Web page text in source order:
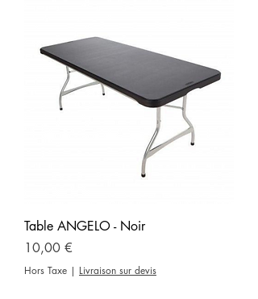
Table ANGELO - Noir
Prix
10,00 €
Hors Taxe | Livraison sur devis